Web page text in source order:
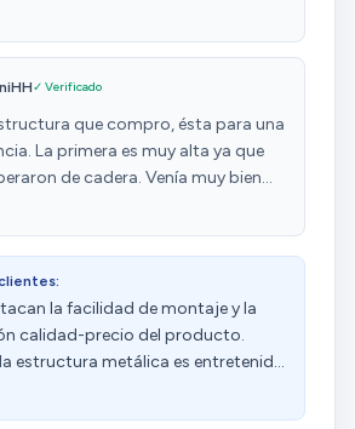
✓ Verificado
que compro, ésta para una
La primera es muy alta ya que
de cadera. Venía muy bien
El montaje sencillísimo, viene
pero muy ligera, el material es de
Se puede mover con facilidad lo
porque facilita la limpieza debajo
es una estructura que da
al espacio. Fácil para
debajo. Estamos encantados, la
relación calidad-precio es
la facilidad de montaje y la
calidad-precio del producto.
estructura metálica es entretenida
madera son un gran acierto.